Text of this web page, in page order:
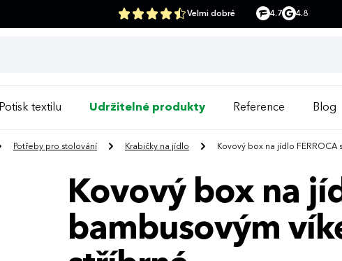
Velmi dobré 4.7 4.8
Potisk textilu Udržitelné produkty Reference Blog
Potřeby pro stolování Krabičky na jídlo Kovový box na jídlo FERROCA
Kovový box na
bambusovým